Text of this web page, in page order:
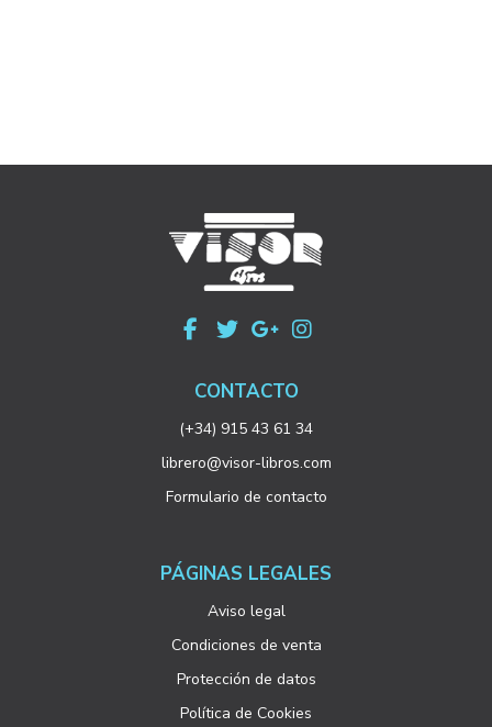
CONTACTO
(+34) 915 43 61 34
librero@visor-libros.com
Formulario de contacto
PÁGINAS LEGALES
Aviso legal
Condiciones de venta
Protección de datos
Política de Cookies